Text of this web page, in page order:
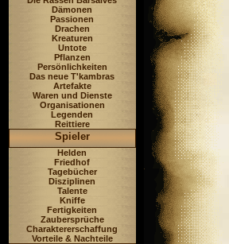
Dämonen
Passionen
Drachen
Kreaturen
Untote
Pflanzen
Persönlichkeiten
Das neue T'kambras
Artefakte
Waren und Dienste
Organisationen
Legenden
Reittiere
Spieler
Helden
Friedhof
Tagebücher
Disziplinen
Talente
Kniffe
Fertigkeiten
Zaubersprüche
Charaktererschaffung
Vorteile & Nachteile